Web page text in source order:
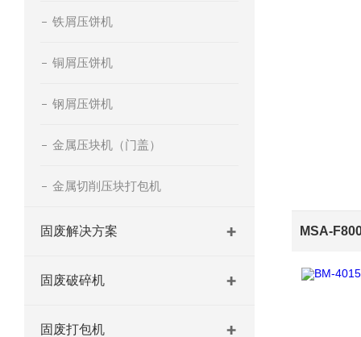
铁屑压饼机
铜屑压饼机
钢屑压饼机
金属压块机（门盖）
金属切削压块打包机
固废解决方案
固废破碎机
固废打包机